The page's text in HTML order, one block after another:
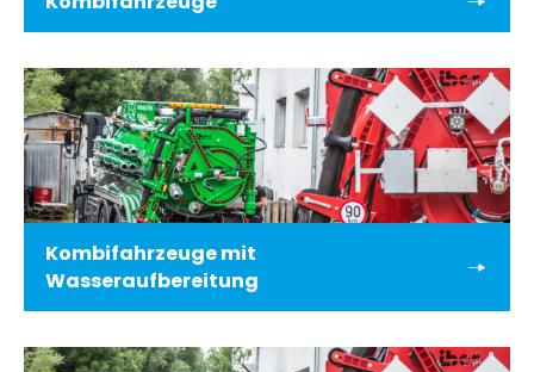
Kombifahrzeuge mit
Wasseraufbereitung